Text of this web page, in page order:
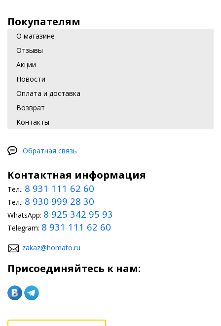
Покупателям
О магазине
Отзывы
Акции
Новости
Оплата и доставка
Возврат
Контакты
Обратная связь
Контактная информация
Тел.: 8 931 111 62 60
Тел.: 8 930 999 28 30
WhatsApp: 8 925 342 95 93
Telegram: 8 931 111 62 60
zakaz@homato.ru
Присоединяйтесь к нам: